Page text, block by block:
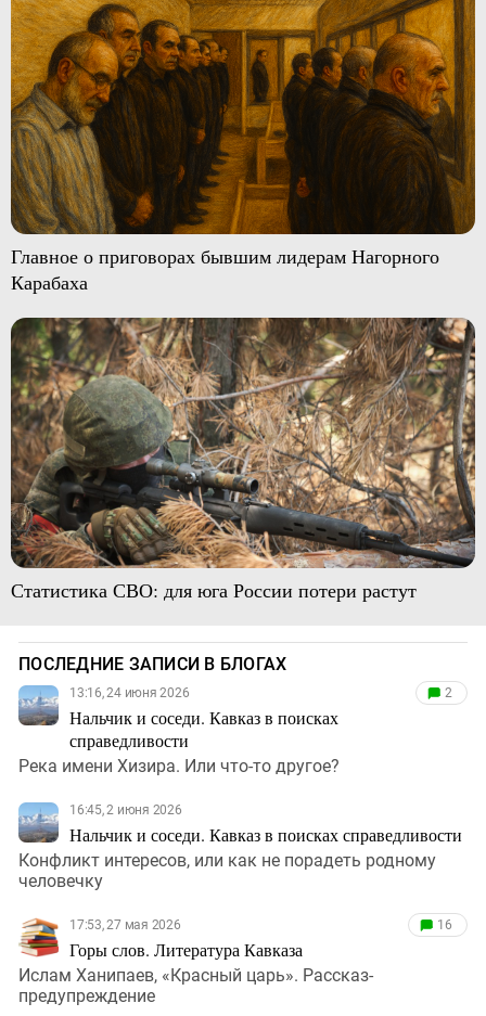
Главное о приговорах бывшим лидерам Нагорного
Карабаха
Статистика СВО: для юга России потери растут
ПОСЛЕДНИЕ ЗАПИСИ В БЛОГАХ
13:16, 24 июня 2026
Нальчик и соседи. Кавказ в поисках
справедливости
2
Река имени Хизира. Или что-то другое?
16:45, 2 июня 2026
Нальчик и соседи. Кавказ в поисках справедливости
Конфликт интересов, или как не порадеть родному
человечку
17:53, 27 мая 2026
Горы слов. Литература Кавказа
16
Ислам Ханипаев, «Красный царь». Рассказ-
предупреждение